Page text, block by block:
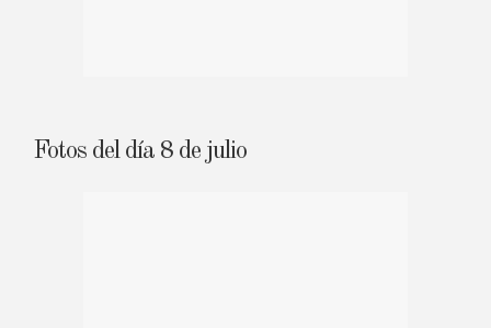
Fotos del día 8 de julio